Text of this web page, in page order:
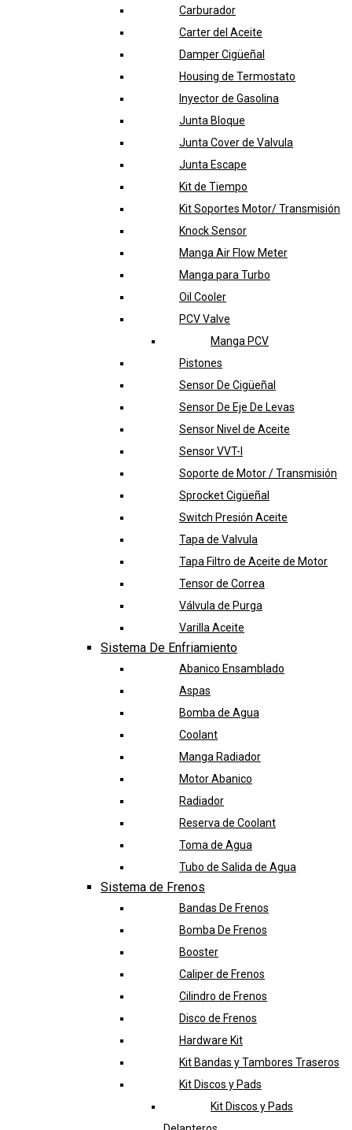
Carburador
Carter del Aceite
Damper Cigüeñal
Housing de Termostato
Inyector de Gasolina
Junta Bloque
Junta Cover de Valvula
Junta Escape
Kit de Tiempo
Kit Soportes Motor/ Transmisión
Knock Sensor
Manga Air Flow Meter
Manga para Turbo
Oil Cooler
PCV Valve
Manga PCV
Pistones
Sensor De Cigüeñal
Sensor De Eje De Levas
Sensor Nivel de Aceite
Sensor VVT-I
Soporte de Motor / Transmisión
Sprocket Cigüeñal
Switch Presión Aceite
Tapa de Valvula
Tapa Filtro de Aceite de Motor
Tensor de Correa
Válvula de Purga
Varilla Aceite
Sistema De Enfriamiento
Abanico Ensamblado
Aspas
Bomba de Agua
Coolant
Manga Radiador
Motor Abanico
Radiador
Reserva de Coolant
Toma de Agua
Tubo de Salida de Agua
Sistema de Frenos
Bandas De Frenos
Bomba De Frenos
Booster
Caliper de Frenos
Cilindro de Frenos
Disco de Frenos
Hardware Kit
Kit Bandas y Tambores Traseros
Kit Discos y Pads
Kit Discos y Pads